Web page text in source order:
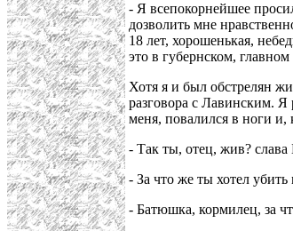
- Я всепокорнейшее
дозволить мне
18 лет, хорошенькая,
это в губернском, главном
Хотя я и был обстрелян
разговора с Лавинским. Я
меня, повалился в ноги и,
- Так ты, отец, жив? слава
- За что же ты хотел убить
- Батюшка, кормилец, за